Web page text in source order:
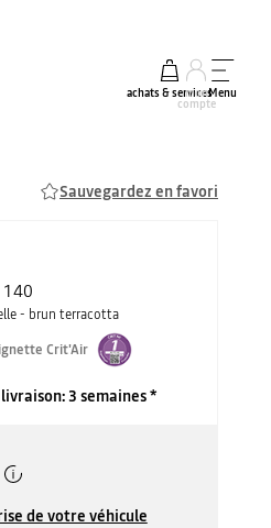
achats & services
mon
compte
Menu
Sauvegardez en favori
- brun terracotta
Crit'Air
3 semaines *
de votre véhicule